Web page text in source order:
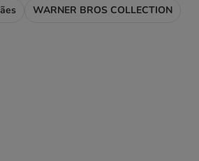
WARNER BROS COLLECTION